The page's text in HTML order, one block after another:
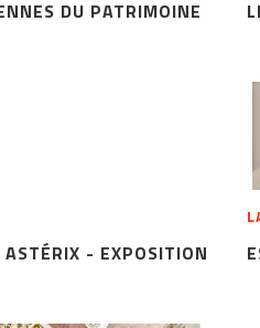
DU PATRIMOINE
ASTÉRIX - EXPOSITION